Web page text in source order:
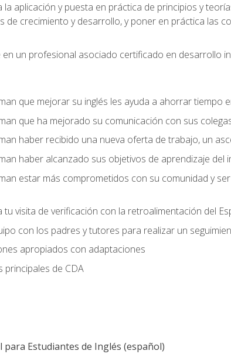
aplicación y puesta en práctica de principios y
de crecimiento y desarrollo, y poner en práctica las
un profesional asociado certificado en desarrollo
que mejorar su inglés les ayuda a ahorrar tiempo
que ha mejorado su comunicación con sus
haber recibido una nueva oferta de trabajo, un
haber alcanzado sus objetivos de aprendizaje del
estar más comprometidos con su comunidad y
visita de verificación con la retroalimentación del
con los padres y tutores para realizar un
apropiados con adaptaciones
principales de CDA
Estudiantes de Inglés (español)